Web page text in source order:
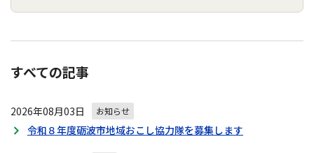
すべての記事
2026年08月03日 お知らせ
令和８年度砺波市地域おこし協力隊を募集します